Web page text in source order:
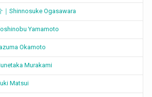
｜Shinnosuke Ogasawara
Yamamoto
Okamoto
Murakami
Matsui